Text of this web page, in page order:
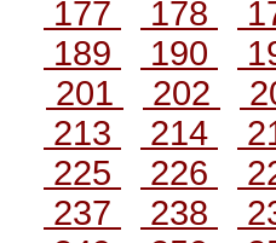
177
178
189
190
201
202
213
214
225
226
237
238